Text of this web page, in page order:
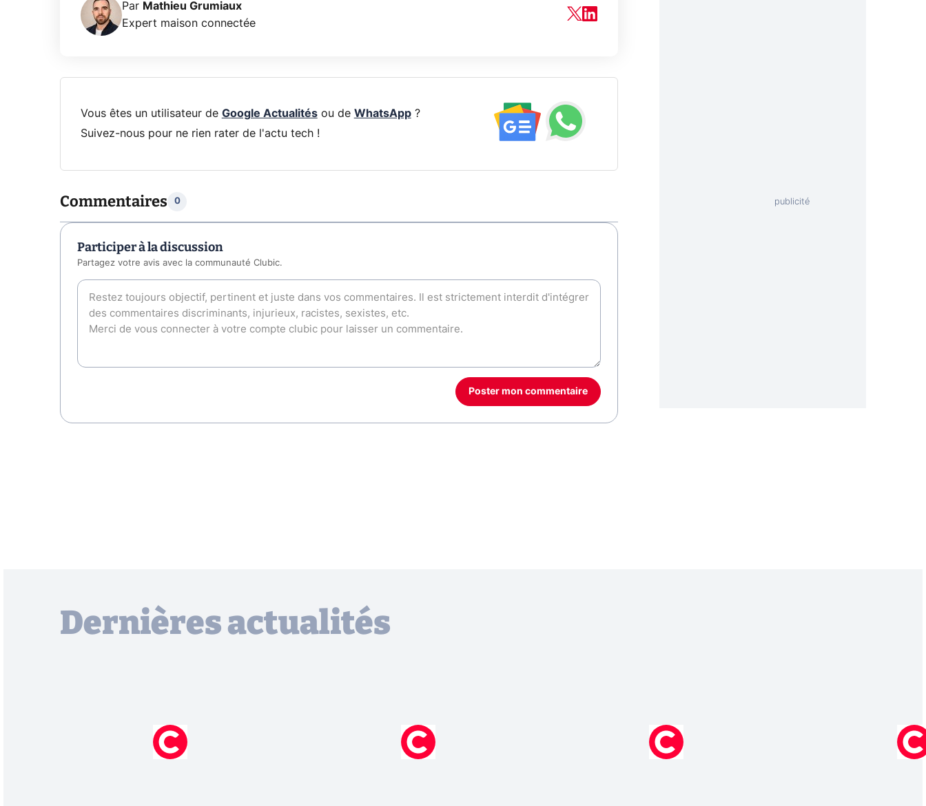
Par Mathieu Grumiaux
Expert maison connectée
Vous êtes un utilisateur de Google Actualitésou de WhatsApp?
Suivez-nous pour ne rien rater de l'actu tech !
Commentaires 0
Participer à la discussion
Partagez votre avis avec la communauté Clubic.
Poster mon commentaire
Dernières actualités